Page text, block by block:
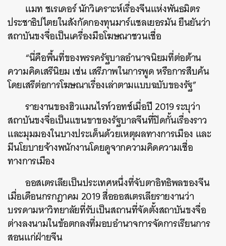
แมทชเรเดอร์นักวิเคราะห์เรื่องจีนแห่งพันธมิตร
ประชาธิปไตยในสังกัดกองทุนมาร์แชลเยอรมันยืนยันว่า
สถาบันขงจื่อเป็นเครื่องมือโฆษณาชวนเชื่อ
“นี่คือพื้นที่ของพรรครัฐบาลอำนาจนิยมที่ต่อต้าน
ความคิดเสรีนิยมเช่นเสรีภาพในการพูดหรือการสืบค้น
โดยเสรีต่อการโฆษณาเรื่องเล่าตามแบบฉบับของรัฐ”
รายงานของฮิวแมนไรท์วอทช์เมื่อปี 2019ระบุว่า
สถาบันขงจื่อเป็นแขนขาของรัฐบาลจีนที่ปิดกั้นเรื่องราว
และมุมมองในบางประเด็นด้วยเหตุผลทางการเมือง และ
มีนโยบายจ้างพนักงานโดยดูจากความคิดความเชื่อ
ทางการเมือง
ออสเตรเลียเป็นประเทศหนึ่งที่จับตาอิทธิพลของจีน
เมื่อเดือนกรกฎาคม 2019สื่อออสเตรเลียรายงานว่า
บรรดามหาวิทยาลัยที่รับเป็นสถานที่จัดตั้งสถาบันขงจื่อ
ต่างลงนามในข้อตกลงที่มอบอำนาจการจัดการเรียนการ
สอนแก่ฝ่ายจีน